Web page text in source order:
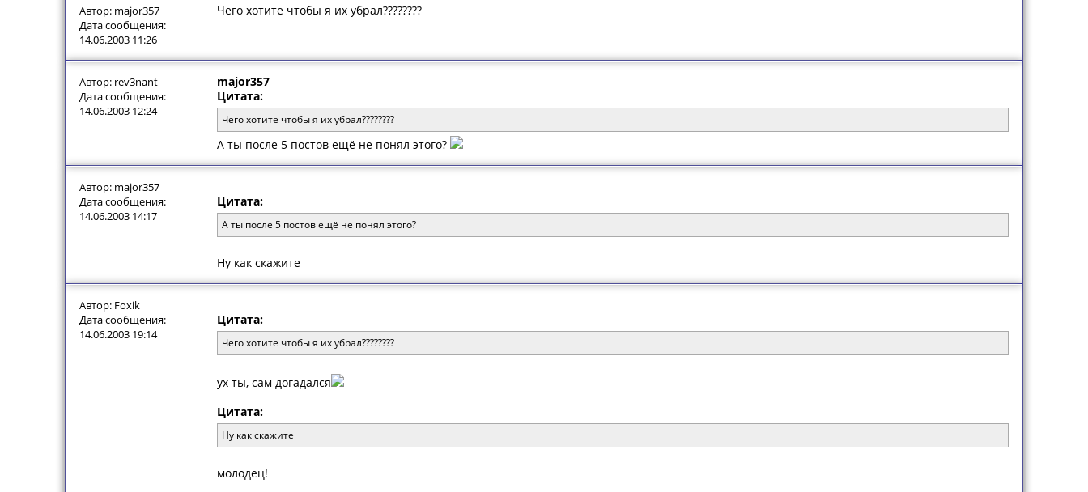
Автор: major357
Дата сообщения:
14.06.2003 11:26
Чего хотите чтобы я их убрал????????
Автор: rev3nant
Дата сообщения:
14.06.2003 12:24
major357
Цитата:
Чего хотите чтобы я их убрал????????
А ты после 5 постов ещё не понял этого?
Автор: major357
Дата сообщения:
14.06.2003 14:17
Цитата:
А ты после 5 постов ещё не понял этого?
Ну как скажите
Автор: Foxik
Дата сообщения:
14.06.2003 19:14
Цитата:
Чего хотите чтобы я их убрал????????
ух ты, сам догадался
Цитата:
Ну как скажите
молодец!